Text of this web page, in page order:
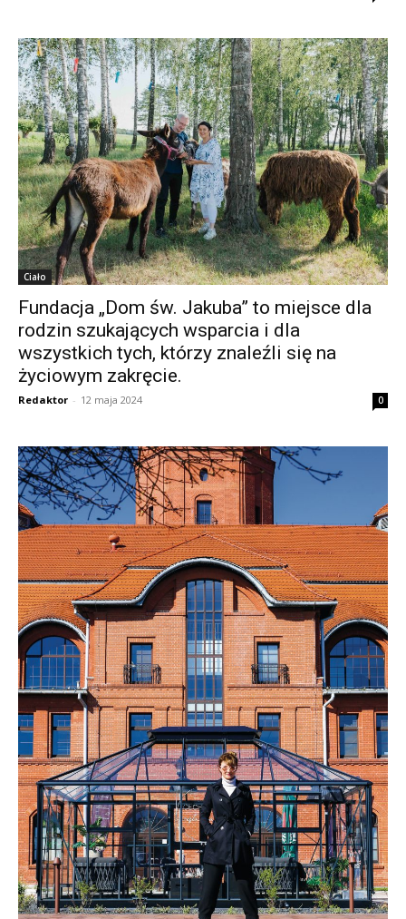
Ciało
Fundacja „Dom św. Jakuba” to miejsce dla
rodzin szukających wsparcia i dla
wszystkich tych, którzy znaleźli się na
życiowym zakręcie.
Redaktor - 12 maja 2024 0